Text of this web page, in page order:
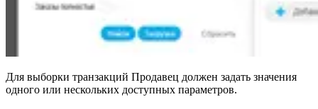
Для выборки транзакций Продавец должен задать значения
одного или нескольких доступных параметров.